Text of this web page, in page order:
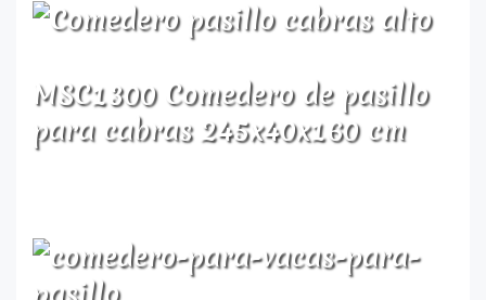
MSC1300 Comedero de pasillo
para cabras 245x40x160 cm